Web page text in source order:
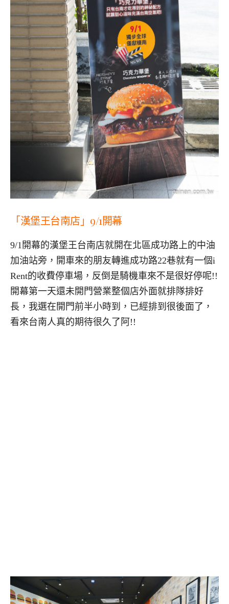
「漢堡王台南店」9/1開幕
9/1開幕的漢堡王台南店就開在北區成功路上的中油
加油站旁，開車來的朋友轉進成功路22巷就有一個i
Rent的收費停車場，反倒是騎機車來不是很好停呢!!
開幕第一天還未開門營業整個店外面就排隊排好
長，我選在開門前半小時到，已經排到很後面了，
看來台南人真的期待很久了阿!!